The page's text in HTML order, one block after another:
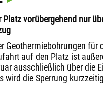
vorübergehend nur
Geothermiebohrungen
auf den Platz ist
ausschließlich über die
wird die Sperrung